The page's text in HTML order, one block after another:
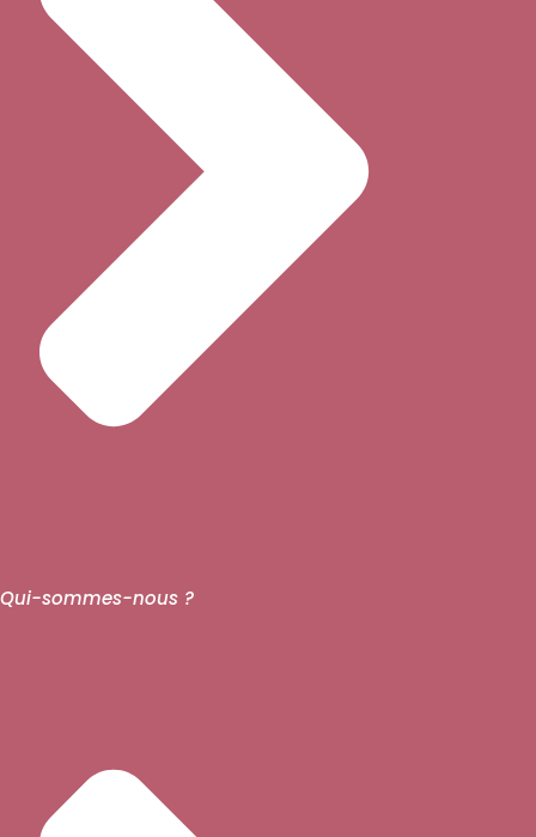
Qui-sommes-nous ?